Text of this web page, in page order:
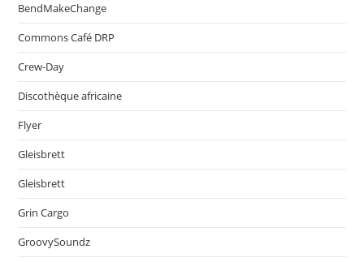
BendMakeChange
Commons Café DRP
Crew-Day
Discothèque africaine
Flyer
Gleisbrett
Gleisbrett
Grin Cargo
GroovySoundz